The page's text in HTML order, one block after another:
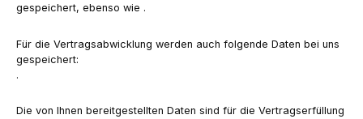
gespeichert, ebenso wie .
Für die Vertragsabwicklung werden auch folgende Daten bei uns
gespeichert:
.
Die von Ihnen bereitgestellten Daten sind für die Vertragserfüllung